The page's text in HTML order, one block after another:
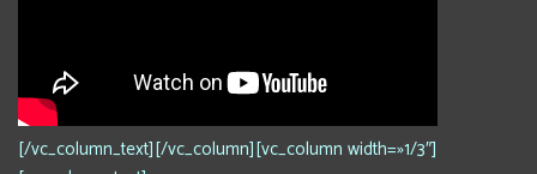
[/vc_column_text][/vc_column][vc_column width=»1/3″]